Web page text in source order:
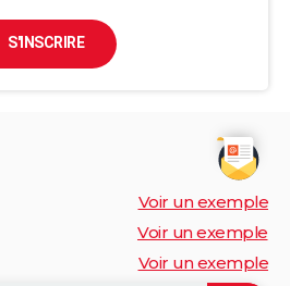
S'INSCRIRE
Voir un exemple
Voir un exemple
Voir un exemple